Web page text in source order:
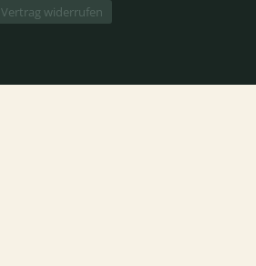
Vertrag widerrufen